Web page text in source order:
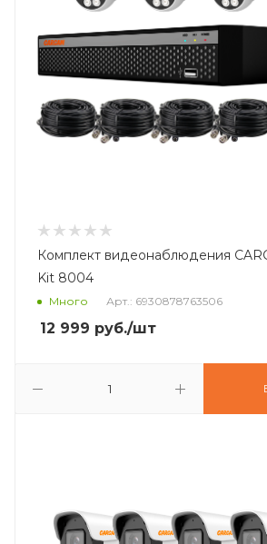
Комплект видеонаблюдения
Kit 8004
Много Арт.: 6930878763506
12 999 руб./шт